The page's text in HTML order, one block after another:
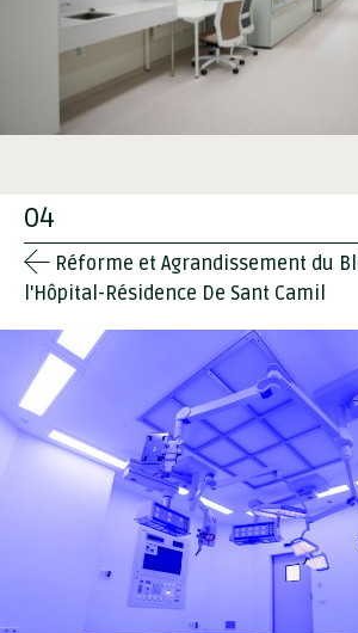
04
Réforme et Agrandissement du
l'Hôpital-Résidence De Sant Camil